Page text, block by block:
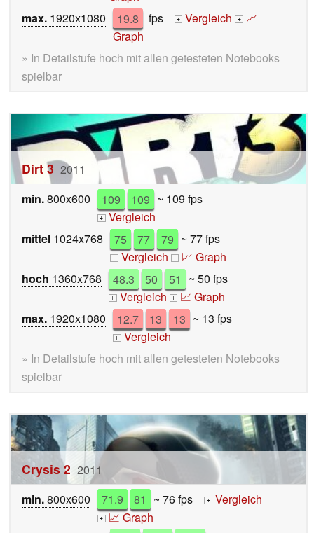
max. 1920x1080 19.8 fps + Vergleich + 📈
Graph
» In Detailstufe hoch mit allen getesteten Notebooks
spielbar
Dirt 3 2011
min.800x600 109 109 ~ 109 fps
+ Vergleich
mittel 1024x768 75 77 79 ~ 77 fps
+ Vergleich +
📈 Graph
hoch 1360x768 48.3 50 51 ~ 50 fps
+ Vergleich + 📈 Graph
max. 1920x1080 12.7 13 13 ~ 13 fps
+ Vergleich
» In Detailstufe hoch mit allen getesteten Notebooks
spielbar
Crysis 2 2011
min.800x600 71.9 81 ~ 76 fps + Vergleich
+ 📈 Graph